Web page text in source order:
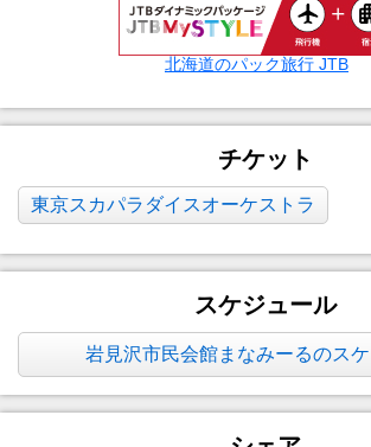
北海道のパック旅行 JTB
チケット
東京スカパラダイスオーケストラ
スケジュール
岩見沢市民会館まなみーるのス